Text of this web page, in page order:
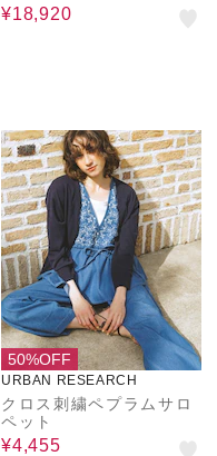
¥18,920
50%OFF
URBAN RESEARCH
クロス刺繍ペプラムサロ
ペット
¥4,455